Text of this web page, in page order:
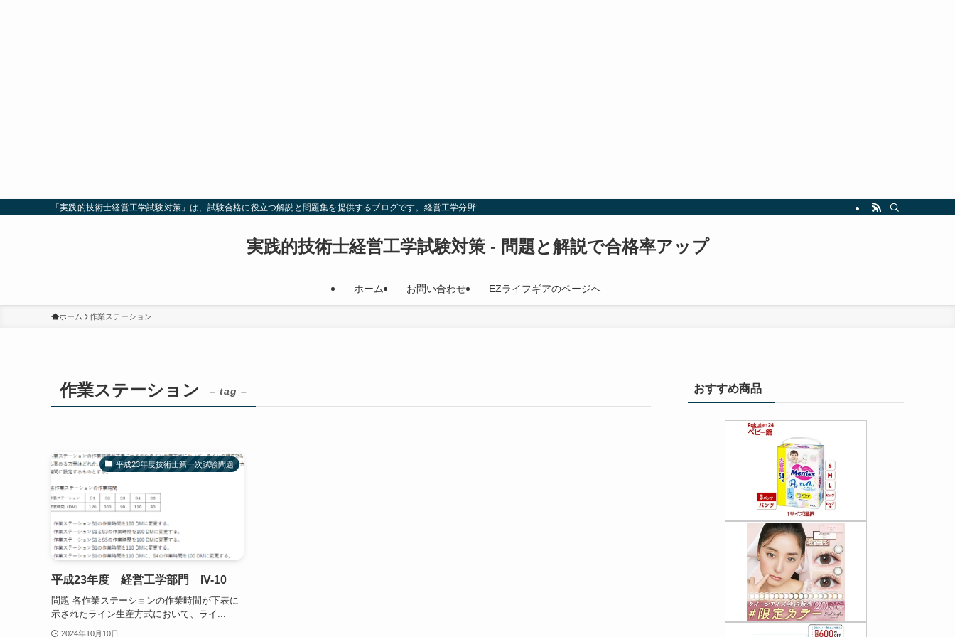
「実践的技術士経営工学試験対策」は、試験合格に役立つ解説と問題集を提供するブログです。経営工学分野での試験対策を効率的に行い、合格を目指しましょう。最新の試験情報や勉強法も随時更新中！
実践的技術士経営工学試験対策 - 問題と解説で合格率アップ
ホーム お問い合わせ EZライフギアのページへ
ホーム 作業ステーション
作業ステーション – tag –
平成23年度技術士第一次試験問題
平成23年度 経営工学部門 IV-10
問題 各作業ステーションの作業時間が下表に
示されたライン生産方式において、ライ...
2024年10月10日
おすすめ商品